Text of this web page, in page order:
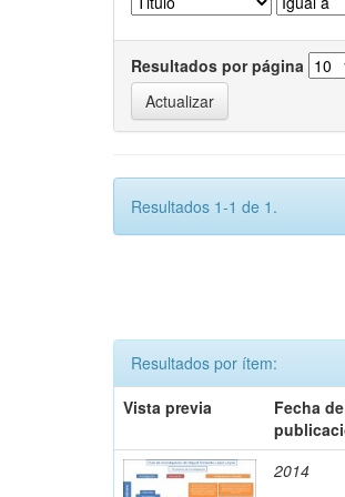
Resultados por página
Resultados 1-1 de 1.
Resultados por ítem:
Vista previa
Fecha de
2014